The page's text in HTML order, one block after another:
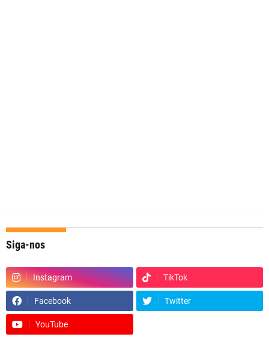
Siga-nos
Instagram TikTok
Facebook Twitter
YouTube